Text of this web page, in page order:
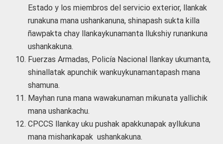
Estado y los miembros del servicio exterior, llankak
runakuna mana ushankanuna, shinapash sukta killa
ñawpakta chay llankaykunamanta llukshiy runankuna
ushankakuna.
Fuerzas Armadas, Policía Nacional llankay ukumanta,
shinallatak apunchik wankuykunamantapash mana
shamuna.
Mayhan runa mana wawakunaman mikunata yallichik
mana ushankachu.
CPCCS llankay uku pushak apakkunapak ayllukuna
mana mishankapak ushankakuna.